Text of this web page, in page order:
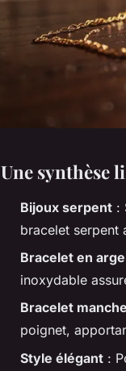
Une synthèse
Bijoux serpent :
bracelet serpent
Bracelet en
inoxydable
Bracelet
poignet,
Style élégant :